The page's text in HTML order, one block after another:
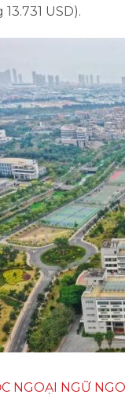
USD).
NGOẠI NGỮ